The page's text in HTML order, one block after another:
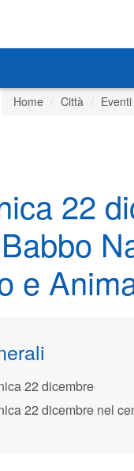
Home
Città
22
e
22 dicembre
22 dicembre nel centro